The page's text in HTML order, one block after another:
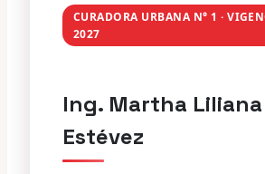
CURADORA URBANA N° 1 ·
2027
Ing. Martha
Estévez